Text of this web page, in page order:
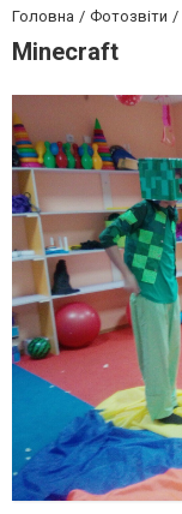
Головна Фотозвіти
Minecraft